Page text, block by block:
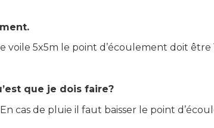
voile 5x5m le point d’écoulement doit
que je dois faire?
cas de pluie il faut baisser le point